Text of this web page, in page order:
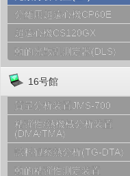
分離用超遠心機CP60E
超遠心機CS120GX
動的光散乱測定器(DLS)
16号館
質量分析装置JMS-700
粘弾性/熱機械分析装置
(DMA/TMA)
試料観察熱分析(TG-DTA)
動的粘弾性測定装置